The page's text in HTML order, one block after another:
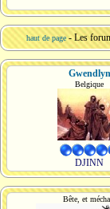
haut de page -Les
Gwendlyn
Belgique
DJINN
Bête, et